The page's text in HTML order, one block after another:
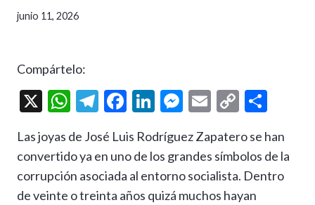
junio 11, 2026
Compártelo:
X
W
at
s
A
T
e
gr
a
F
e
b
o
Li
ke
dI
n
M
se
n
g
E
ai
l
C
p
y
Li
m
p
Las joyas de José Luis Rodríguez Zapatero se han
convertido ya en uno de los grandes símbolos de la
corrupción asociada al entorno socialista. Dentro
de veinte o treinta años quizá muchos hayan